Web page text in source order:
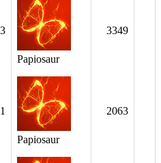
3
Papiosaur
3349
1
Papiosaur
2063